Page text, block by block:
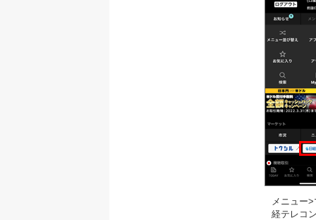
メニュー
経テレコ